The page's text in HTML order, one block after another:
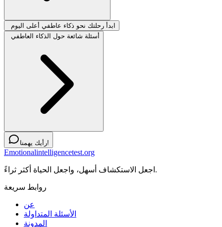
ابدأ رحلتك نحو ذكاء عاطفي أعلى اليوم
أسئلة شائعة حول الذكاء العاطفي
رأيك يهمنا!
Emotionalintelligencetest.org
اجعل الاستكشاف أسهل، واجعل الحياة أكثر ثراءً.
روابط سريعة
عن
الأسئلة المتداولة
المدونة